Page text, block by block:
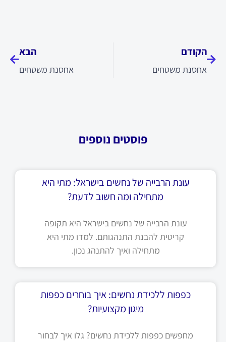
הקודם
אחסנת משטחים
הבא
אחסנת משטחים
פוסטים נוספים
עונת הרבייה של נחשים בישראל: מתי היא
מתחילה ומה חשוב לדעת?
עונת הרבייה של נחשים בישראל היא תקופה
קריטית להבנת התנהגותם. למדו מתי היא
מתחילה ואיך להתנהג נכון.
כפפות ללכידת נחשים: איך בוחרים כפפות
מיגון מקצועיות?
מחפשים כפפות ללכידת נחשים? גלו איך לבחור